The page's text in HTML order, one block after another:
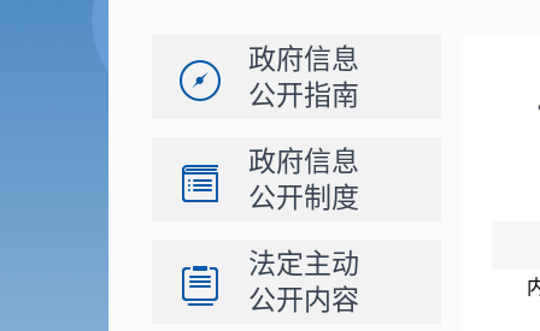
政府信息
公开指南
政府信息
公开制度
法定主动
公开内容